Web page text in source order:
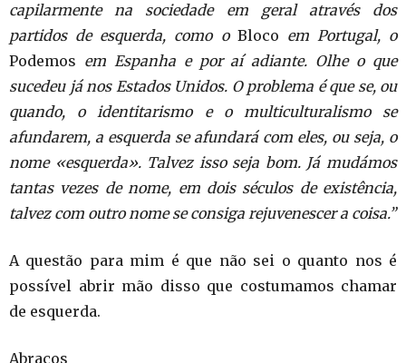
capilarmente na sociedade em geral através dos
partidos de esquerda, como o Bloco em Portugal, o
Podemos em Espanha e por aí adiante. Olhe o que
sucedeu já nos Estados Unidos. O problema é que se, ou
quando, o identitarismo e o multiculturalismo se
afundarem, a esquerda se afundará com eles, ou seja, o
nome «esquerda». Talvez isso seja bom. Já mudámos
tantas vezes de nome, em dois séculos de existência,
talvez com outro nome se consiga rejuvenescer a coisa.”
A questão para mim é que não sei o quanto nos é
possível abrir mão disso que costumamos chamar
de esquerda.
Abraços